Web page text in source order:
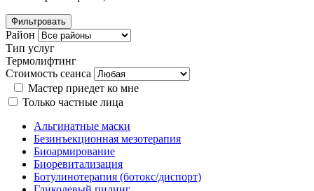
Фильтровать
Район
Тип услуг
Термолифтинг
Стоимость сеанса
Мастер приедет ко мне
Только частные лица
Альгинатные маски
Безинъекционная мезотерапия
Биоармирование
Биоревитализация
Ботулинотерапия (ботокс/диспорт)